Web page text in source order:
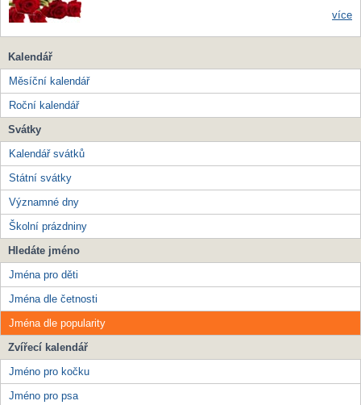
více
Kalendář
Měsíční kalendář
Roční kalendář
Svátky
Kalendář svátků
Státní svátky
Významné dny
Školní prázdniny
Hledáte jméno
Jména pro děti
Jména dle četnosti
Jména dle popularity
Zvířecí kalendář
Jméno pro kočku
Jméno pro psa